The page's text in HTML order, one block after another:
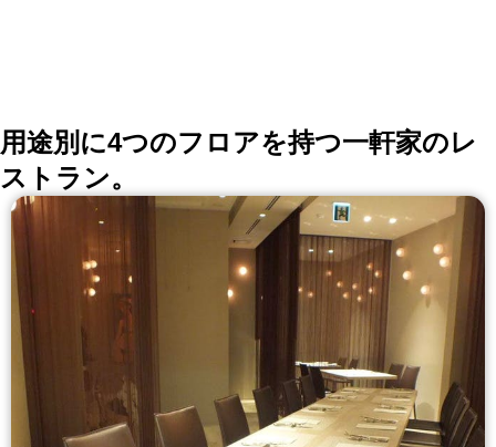
用途別に4つのフロアを持つ一軒家のレ
ストラン。